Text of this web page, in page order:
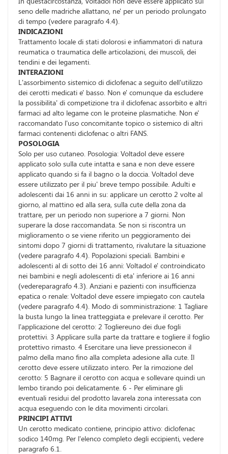
seno delle madriche allattano, ne' per un periodo prolungato
di tempo (vedere paragrafo 4.4).
INDICAZIONI
Trattamento locale di stati dolorosi e infiammatori di natura
reumatica o traumatica delle articolazioni, dei muscoli, dei
tendini e dei legamenti.
INTERAZIONI
L'assorbimento sistemico di diclofenac a seguito dell'utilizzo
dei cerotti medicati e' basso. Non e' comunque da escludere
la possibilita' di competizione tra il diclofenac assorbito e altri
farmaci ad alto legame con le proteine plasmatiche. Non e'
raccomandato l'uso concomitante topico o sistemico di altri
farmaci contenenti diclofenac o altri FANS.
POSOLOGIA
Solo per uso cutaneo. Posologia: Voltadol deve essere
applicato solo sulla cute intatta e sana e non deve essere
applicato quando si fa il bagno o la doccia. Voltadol deve
essere utilizzato per il piu' breve tempo possibile. Adulti e
adolescenti dai 16 anni in su: applicare un cerotto 2 volte al
giorno, al mattino ed alla sera, sulla cute della zona da
trattare, per un periodo non superiore a 7 giorni. Non
superare la dose raccomandata. Se non si riscontra un
miglioramento o se viene riferito un peggioramento dei
sintomi dopo 7 giorni di trattamento, rivalutare la situazione
(vedere paragrafo 4.4). Popolazioni speciali. Bambini e
adolescenti al di sotto dei 16 anni: Voltadol e' controindicato
nei bambini e negli adolescenti di eta' inferiore ai 16 anni
(vedereparagrafo 4.3). Anziani e pazienti con insufficienza
epatica o renale: Voltadol deve essere impiegato con cautela
(vedere paragrafo 4.4). Modo di somministrazione: 1 Tagliare
la busta lungo la linea tratteggiata e prelevare il cerotto. Per
l'applicazione del cerotto: 2 Togliereuno dei due fogli
protettivi. 3 Applicare sulla parte da trattare e togliere il foglio
protettivo rimasto. 4 Esercitare una lieve pressionecon il
palmo della mano fino alla completa adesione alla cute. Il
cerotto deve essere utilizzato intero. Per la rimozione del
cerotto: 5 Bagnare il cerotto con acqua e sollevare quindi un
lembo tirando poi delicatamente. 6 - Per eliminare gli
eventuali residui del prodotto lavarela zona interessata con
acqua eseguendo con le dita movimenti circolari.
PRINCIPI ATTIVI
Un cerotto medicato contiene, principio attivo: diclofenac
sodico 140mg. Per l'elenco completo degli eccipienti, vedere
paragrafo 6.1.